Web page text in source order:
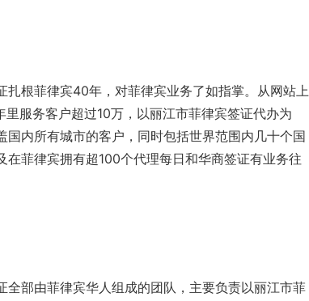
扎根菲律宾40年，对菲律宾业务了如指掌。从网站上
里服务客户超过10万，以丽江市菲律宾签证代办为
国内所有城市的客户，同时包括世界范围内几十个国
在菲律宾拥有超100个代理每日和华商签证有业务往
全部由菲律宾华人组成的团队，主要负责以丽江市菲